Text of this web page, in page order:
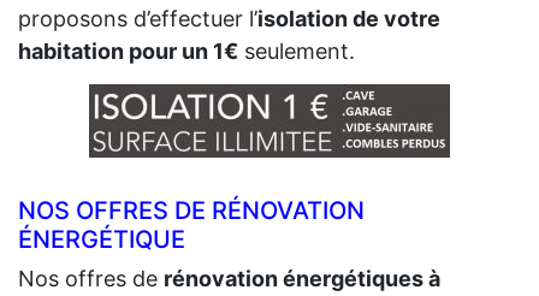
proposons d’effectuer l’isolation de votre
habitation pour un 1€ seulement.
NOS OFFRES DE RÉNOVATION
ÉNERGÉTIQUE
Nos offres de rénovation énergétiques à